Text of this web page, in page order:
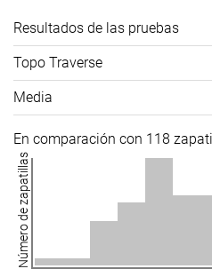
Resultados de las pruebas
Topo Traverse
Media
En comparación con 118
Número de zapatillas